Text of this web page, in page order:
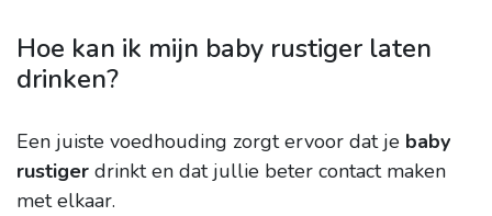
Hoe kan ik mijn baby rustiger laten
drinken?
Een juiste voedhouding zorgt ervoor dat je baby
rustiger drinkt en dat jullie beter contact maken
met elkaar.